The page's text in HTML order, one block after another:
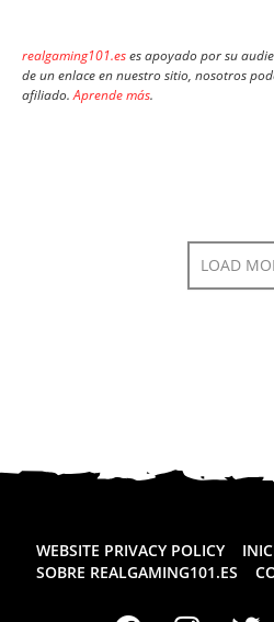
realgaming101.eses apoyado por su
de un enlace en nuestro sitio, nosotros
afiliado.Aprende más.
LOAD
WEBSITE PRIVACY POLICY
SOBRE REALGAMING101.ES